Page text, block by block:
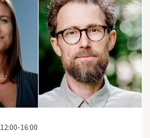
12:00-16:00